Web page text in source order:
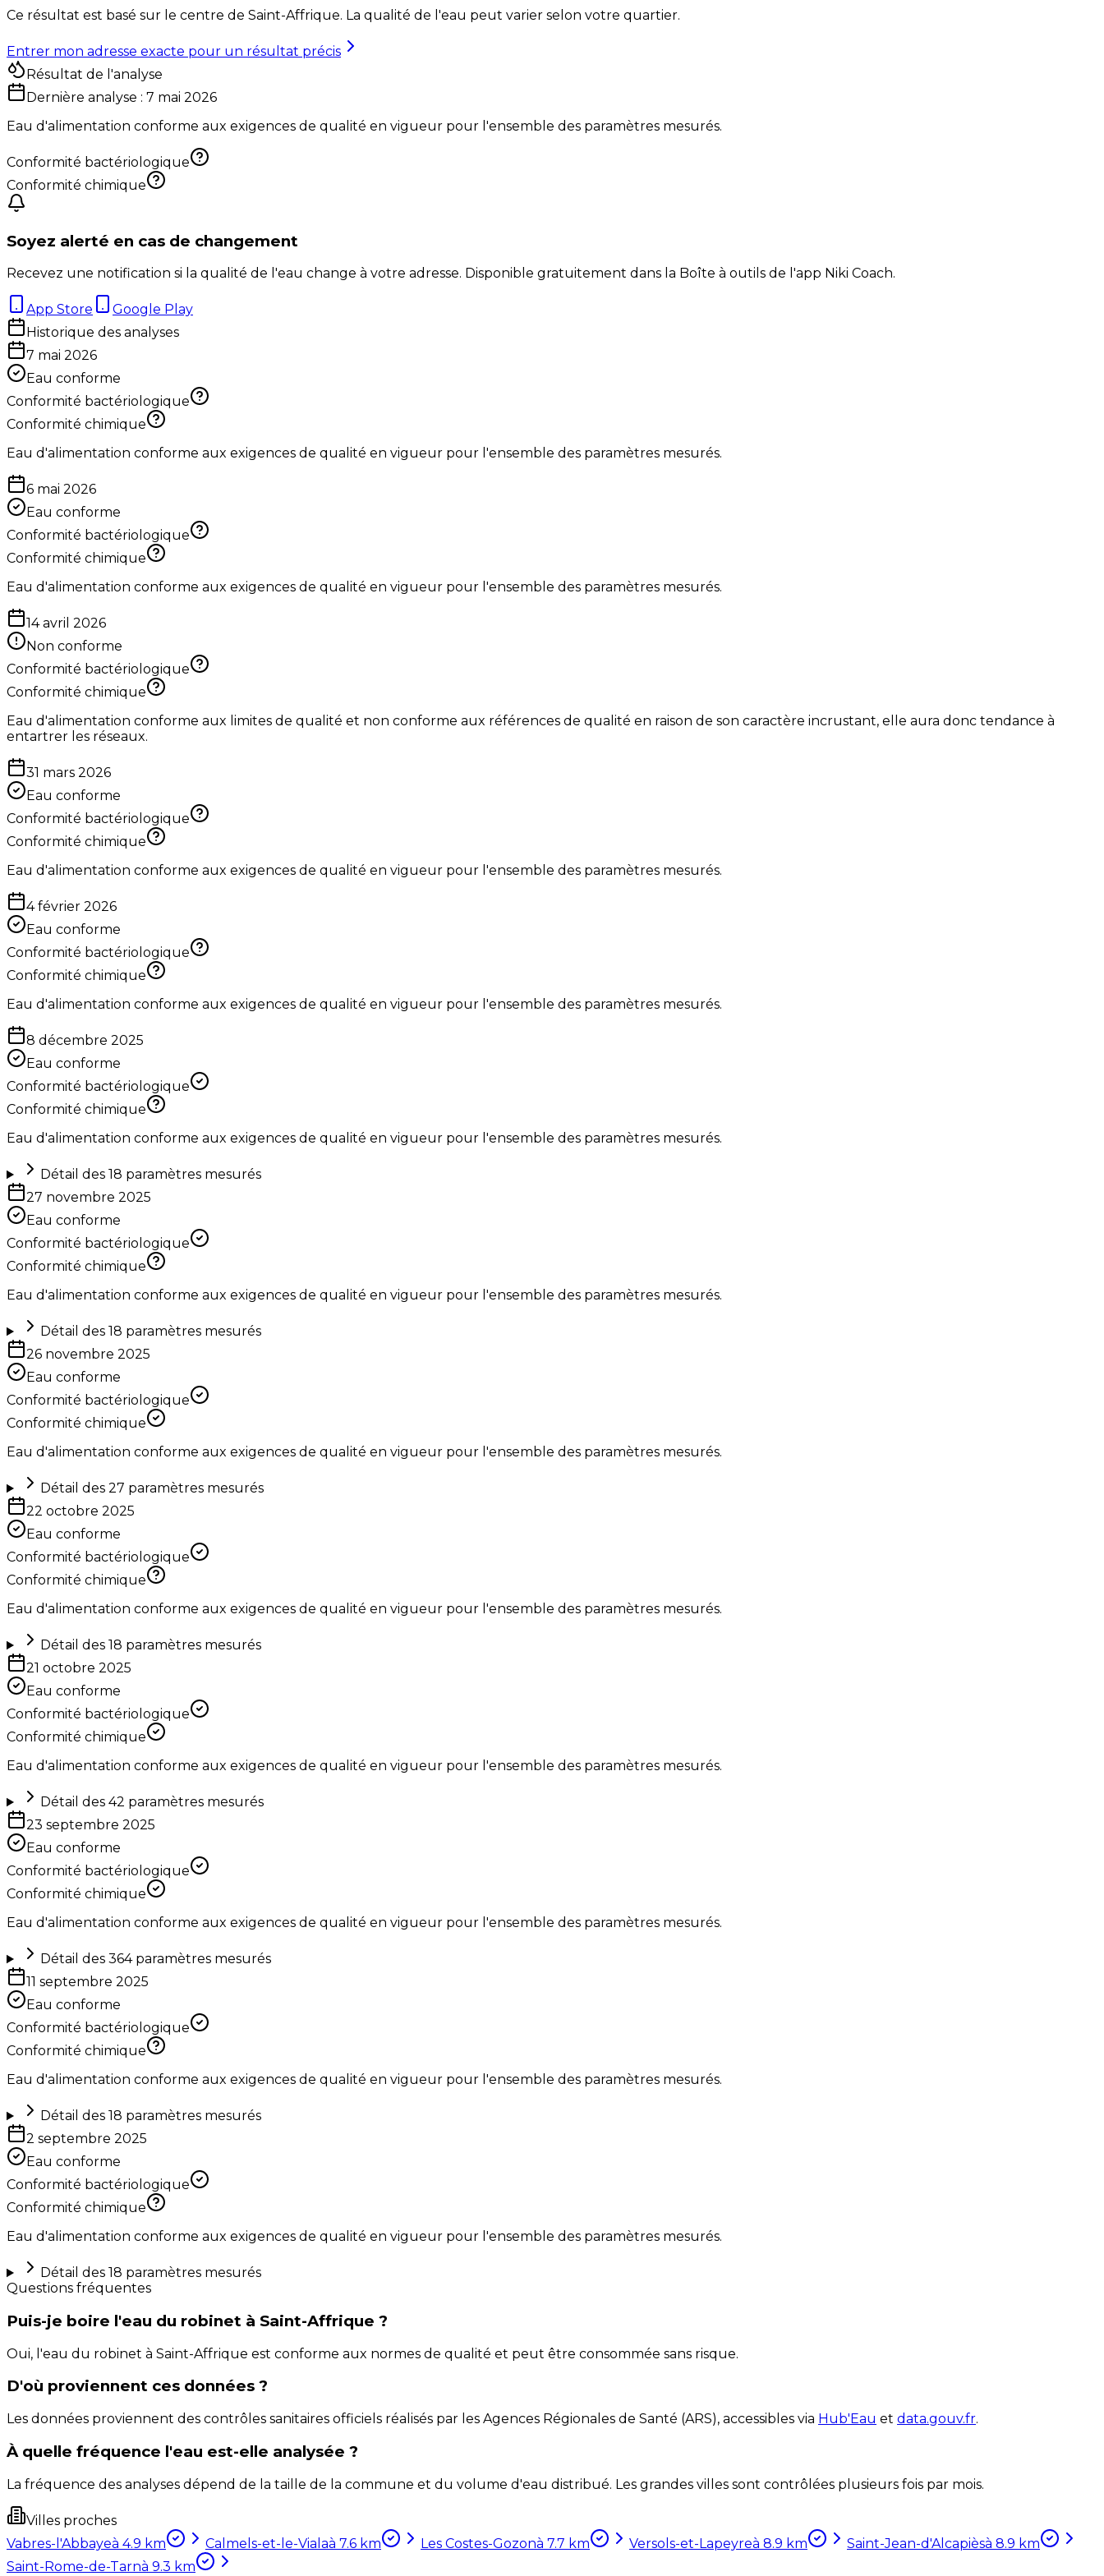
Ce résultat est basé sur le centre de Saint-Affrique. La qualité de l'eau peut varier selon votre quartier.
Entrer mon adresse exacte pour un résultat précis
Résultat de l'analyse
Dernière analyse : 7 mai 2026
Eau d'alimentation conforme aux exigences de qualité en vigueur pour l'ensemble des paramètres mesurés.
Conformité bactériologique
Conformité chimique
Soyez alerté en cas de changement
Recevez une notification si la qualité de l'eau change à votre adresse. Disponible gratuitement dans la Boîte à outils de l'app Niki Coach.
App Store
Google Play
Historique des analyses
7 mai 2026
Eau conforme
Conformité bactériologique
Conformité chimique
Eau d'alimentation conforme aux exigences de qualité en vigueur pour l'ensemble des paramètres mesurés.
6 mai 2026
Eau conforme
Conformité bactériologique
Conformité chimique
Eau d'alimentation conforme aux exigences de qualité en vigueur pour l'ensemble des paramètres mesurés.
14 avril 2026
Non conforme
Conformité bactériologique
Conformité chimique
Eau d'alimentation conforme aux limites de qualité et non conforme aux références de qualité en raison de son caractère incrustant, elle aura donc tendance à
entartrer les réseaux.
31 mars 2026
Eau conforme
Conformité bactériologique
Conformité chimique
Eau d'alimentation conforme aux exigences de qualité en vigueur pour l'ensemble des paramètres mesurés.
4 février 2026
Eau conforme
Conformité bactériologique
Conformité chimique
Eau d'alimentation conforme aux exigences de qualité en vigueur pour l'ensemble des paramètres mesurés.
8 décembre 2025
Eau conforme
Conformité bactériologique
Conformité chimique
Eau d'alimentation conforme aux exigences de qualité en vigueur pour l'ensemble des paramètres mesurés.
Détail des 18 paramètres mesurés
27 novembre 2025
Eau conforme
Conformité bactériologique
Conformité chimique
Eau d'alimentation conforme aux exigences de qualité en vigueur pour l'ensemble des paramètres mesurés.
Détail des 18 paramètres mesurés
26 novembre 2025
Eau conforme
Conformité bactériologique
Conformité chimique
Eau d'alimentation conforme aux exigences de qualité en vigueur pour l'ensemble des paramètres mesurés.
Détail des 27 paramètres mesurés
22 octobre 2025
Eau conforme
Conformité bactériologique
Conformité chimique
Eau d'alimentation conforme aux exigences de qualité en vigueur pour l'ensemble des paramètres mesurés.
Détail des 18 paramètres mesurés
21 octobre 2025
Eau conforme
Conformité bactériologique
Conformité chimique
Eau d'alimentation conforme aux exigences de qualité en vigueur pour l'ensemble des paramètres mesurés.
Détail des 42 paramètres mesurés
23 septembre 2025
Eau conforme
Conformité bactériologique
Conformité chimique
Eau d'alimentation conforme aux exigences de qualité en vigueur pour l'ensemble des paramètres mesurés.
Détail des 364paramètres mesurés
11 septembre 2025
Eau conforme
Conformité bactériologique
Conformité chimique
Eau d'alimentation conforme aux exigences de qualité en vigueur pour l'ensemble des paramètres mesurés.
Détail des 18 paramètres mesurés
2 septembre 2025
Eau conforme
Conformité bactériologique
Conformité chimique
Eau d'alimentation conforme aux exigences de qualité en vigueur pour l'ensemble des paramètres mesurés.
Détail des 18 paramètres mesurés
Questions fréquentes
Puis-je boire l'eau du robinet à Saint-Affrique ?
Oui, l'eau du robinet à Saint-Affrique est conforme aux normes de qualité et peut être consommée sans risque.
D'où proviennent ces données ?
Les données proviennent des contrôles sanitaires officiels réalisés par les Agences Régionales de Santé (ARS), accessibles via Hub'Eau et data.gouv.fr.
À quelle fréquence l'eau est-elle analysée ?
La fréquence des analyses dépend de la taille de la commune et du volume d'eau distribué. Les grandes villes sont contrôlées plusieurs fois par mois.
Villes proches
Vabres-l'Abbayeà 4.9 km Calmels-et-le-Vialaà 7.6 km Les Costes-Gozonà 7.7 km Versols-et-Lapeyreà 8.9 km Saint-Jean-d'Alcapièsà 8.9 km
Saint-Rome-de-Tarnà 9.3 km